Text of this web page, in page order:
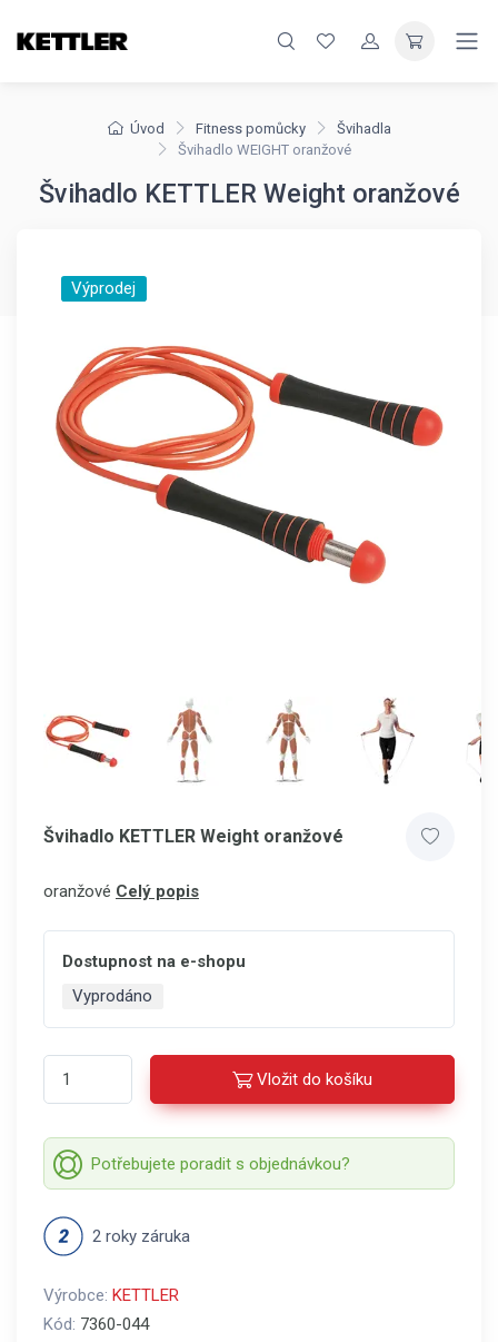
Úvod Fitness pomůcky
Švihadla
Švihadlo WEIGHT oranžové
Švihadlo KETTLER Weight oranžové
Výprodej
Švihadlo KETTLER Weight oranžové
oranžové Celý popis
Dostupnost na e-shopu
Vyprodáno
Vložit do košíku
Potřebujete poradit s objednávkou?
2 roky záruka
Výrobce: KETTLER
Kód: 7360-044